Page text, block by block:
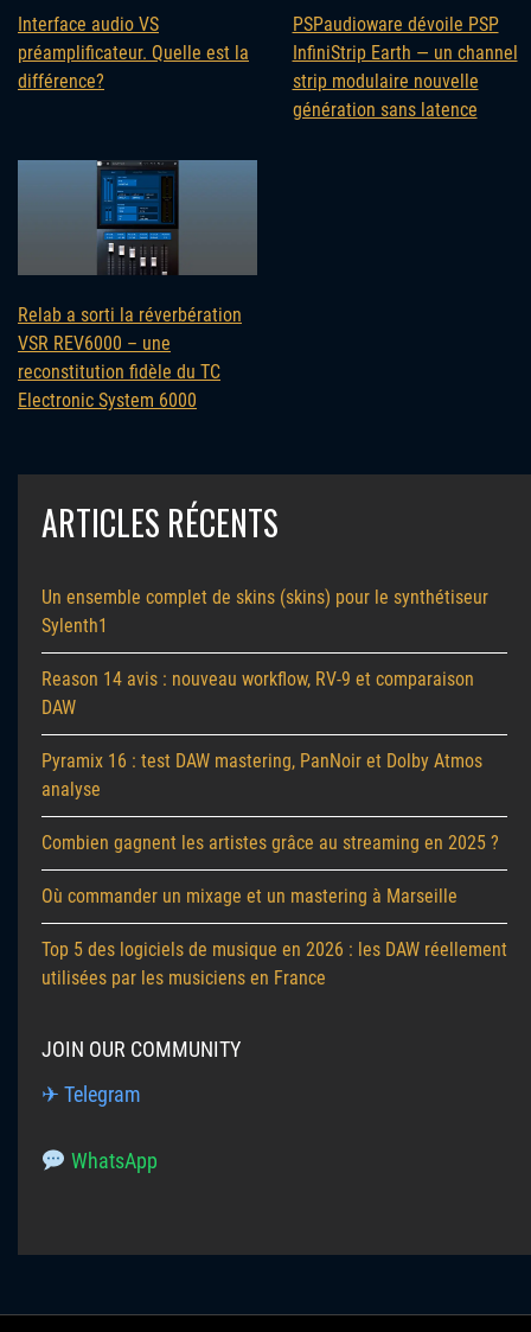
Interface audio VS
préamplificateur. Quelle est la
différence?
PSPaudioware dévoile PSP
InfiniStrip Earth — un channel
strip modulaire nouvelle
génération sans latence
Relab a sorti la réverbération
VSR REV6000 – une
reconstitution fidèle du TC
Electronic System 6000
ARTICLES RÉCENTS
Un ensemble complet de skins (skins) pour le synthétiseur
Sylenth1
Reason 14 avis : nouveau workflow, RV-9 et comparaison
DAW
Pyramix 16 : test DAW mastering, PanNoir et Dolby Atmos
analyse
Combien gagnent les artistes grâce au streaming en 2025 ?
Où commander un mixage et un mastering à Marseille
Top 5 des logiciels de musique en 2026 : les DAW réellement
utilisées par les musiciens en France
JOIN OUR COMMUNITY
✈ Telegram
WhatsApp